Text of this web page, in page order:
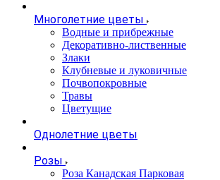
Многолетние цветы
Водные и прибрежные
Декоративно-лиственные
Злаки
Клубневые и луковичные
Почвопокровные
Травы
Цветущие
Однолетние цветы
Розы
Роза Канадская Парковая